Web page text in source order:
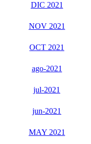
DIC 2021
NOV 2021
OCT 2021
ago-2021
jul-2021
jun-2021
MAY 2021